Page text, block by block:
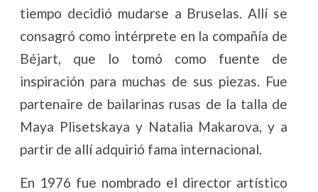
tiempo decidió mudarse a Bruselas. Allí se
consagró como intérprete en la compañía de
Béjart, que lo tomó como fuente de
inspiración para muchas de sus piezas. Fue
partenaire de bailarinas rusas de la talla de
Maya Plisetskaya y Natalia Makarova, y a
partir de allí adquirió fama internacional.
En 1976 fue nombrado el director artístico